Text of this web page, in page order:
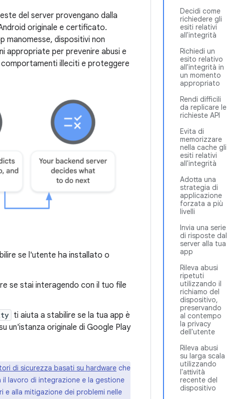
Decidi come
richiedere gli
esiti relativi
all'integrità
Richiedi un
esito relativo
all'integrità in
un momento
appropriato
Rendi difficili
da replicare le
richieste API
Evita di
memorizzare
nella cache gli
esiti relativi
all'integrità
Adotta una
strategia di
applicazione
forzata a più
livelli
Invia una serie
di risposte dal
server alla tua
app
Rileva abusi
ripetuti
utilizzando il
richiamo del
dispositivo,
preservando
al contempo
la privacy
dell'utente
Rileva abusi
su larga scala
utilizzando
l'attività
recente del
dispositivo
del server provengano dalla
originale e certificato.
manomesse, dispositivi non
appropriate per prevenire abusi e
illeciti e proteggere
se l'utente ha installato o
se stai interagendo con il tuo file
ti aiuta a stabilire se la tua app è
un'istanza originale di Google Play
di sicurezza basati su hardware che
il lavoro di integrazione e la gestione
alla mitigazione dei problemi nelle